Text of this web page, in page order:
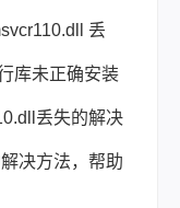
丢
库未正确安装
丢失的解决
决方法，帮助